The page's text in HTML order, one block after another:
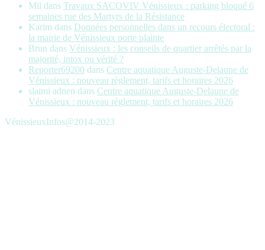
Mil dans Travaux SACOVIV Vénissieux : parking bloqué 6
semaines rue des Martyrs de la Résistance
Karim dans Données personnelles dans un recours électoral :
la mairie de Vénissieux porte plainte
Brun dans Vénissieux : les conseils de quartier arrêtés par la
majorité, intox ou vérité ?
Reporter69200 dans Centre aquatique Auguste-Delaune de
Vénissieux : nouveau règlement, tarifs et horaires 2026
slaimi adnen dans Centre aquatique Auguste-Delaune de
Vénissieux : nouveau règlement, tarifs et horaires 2026
VénissieuxInfos@2014-2023